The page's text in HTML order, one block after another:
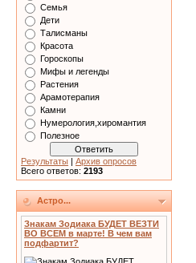
Семья
Дети
Талисманы
Красота
Гороскопы
Мифы и легенды
Растения
Арамотерапия
Камни
Нумерология,хиромантия
Полезное
Результаты | Архив опросов
Всего ответов: 2193
Астро...
Знакам Зодиака БУДЕТ ВЕЗТИ
ВО ВСЕМ в марте! В чем вам
подфартит?